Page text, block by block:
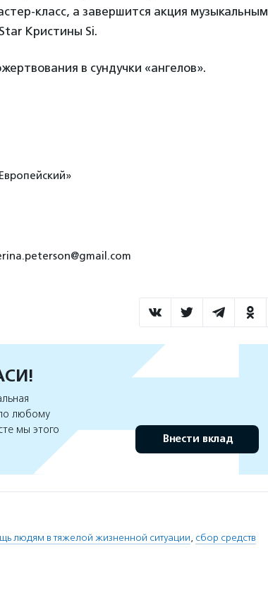
класс, а завершится акция музыкальным
Кристины Si.
в сундучки «ангелов».
любому
мы этого
Внести вклад
людям в тяжелой жизненной ситуации, сбор средств